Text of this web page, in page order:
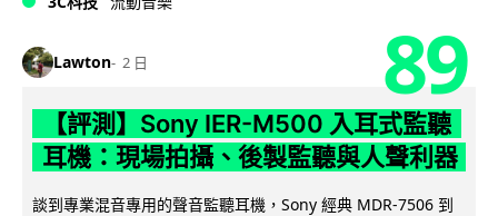
Lawton 2 日 89
【評測】Sony IER-M500 入耳式監聽
耳機：現場拍攝、後製監聽與人聲利器
談到專業混音專用的聲音監聽耳機，Sony 經典 MDR-7506 到